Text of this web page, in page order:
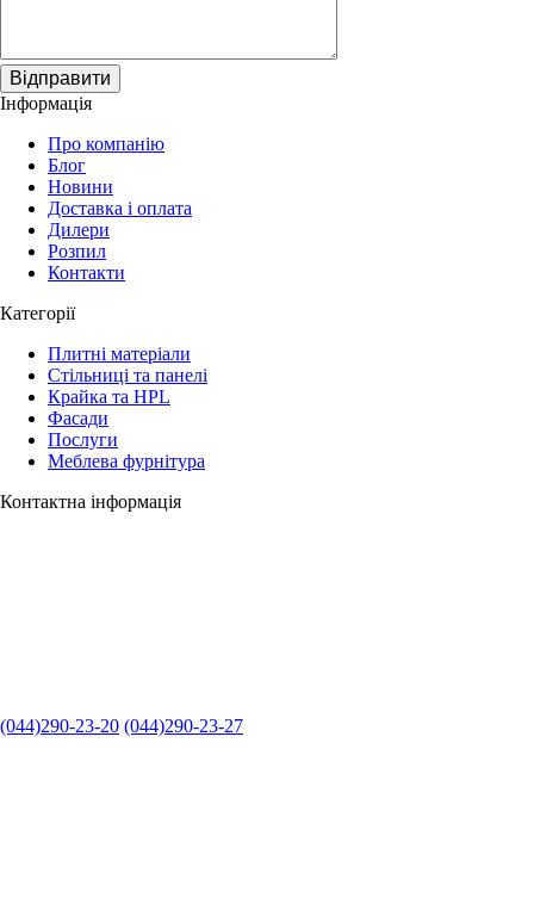
Відправити
Інформація
Про компанію
Блог
Новини
Доставка і оплата
Дилери
Розпил
Контакти
Категорії
Плитні матеріали
Стільниці та панелі
Крайка та HPL
Фасади
Послуги
Меблева фурнітура
Контактна інформація
(044)290-23-20 (044)290-23-27